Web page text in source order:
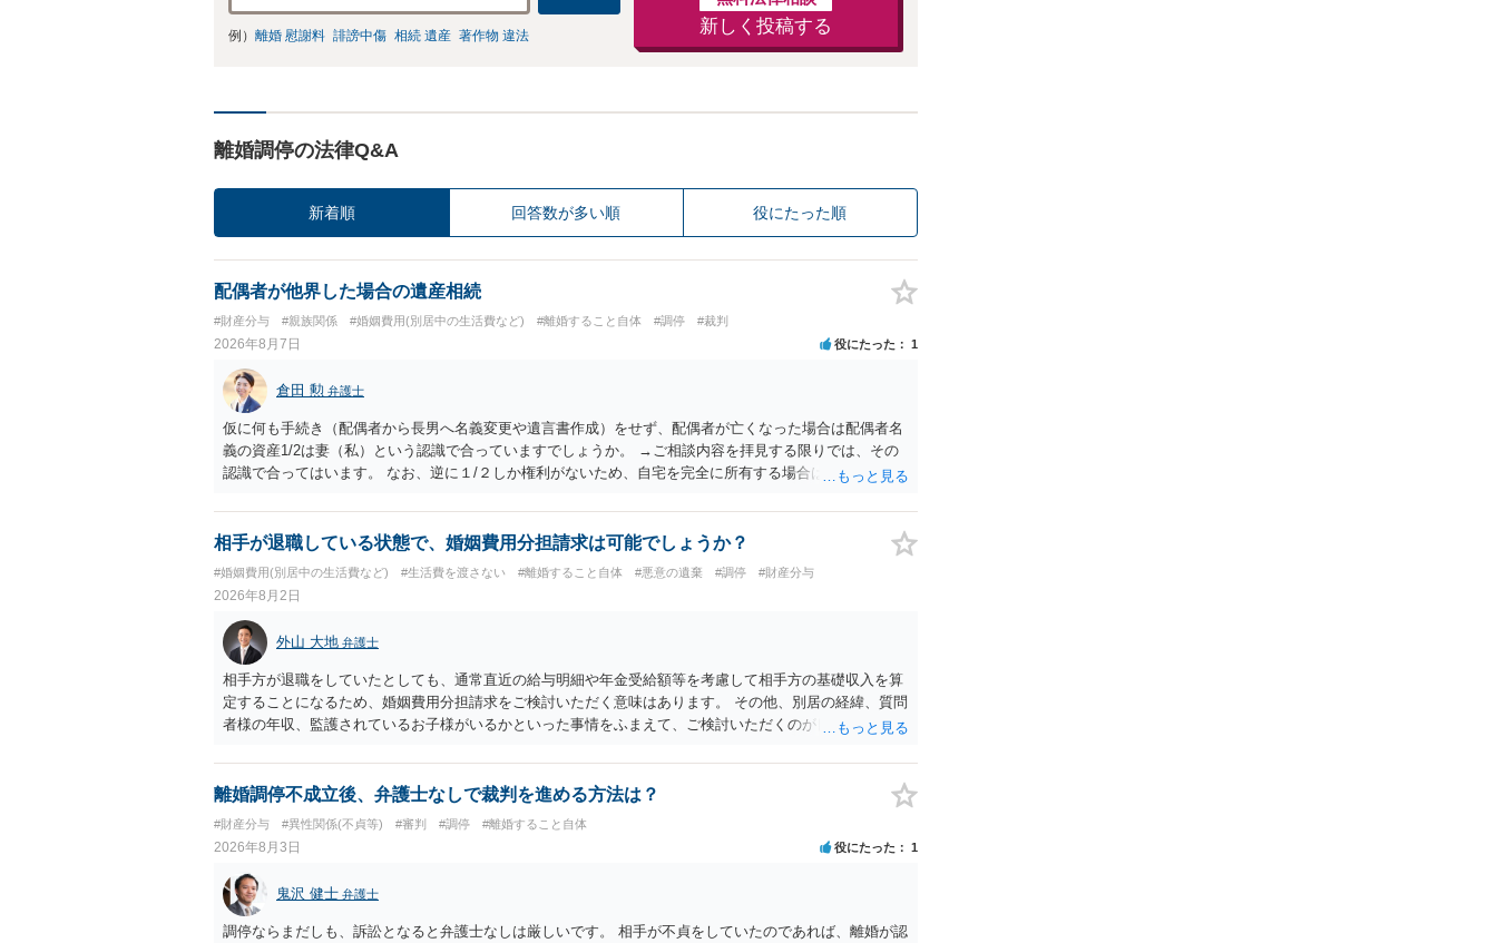
例） 離婚 慰謝料 誹謗中傷 相続 遺産 著作物 違法 新しく投稿する
離婚調停の法律Q&A
新着順 回答数が多い順 役にたった順
配偶者が他界した場合の遺産相続
#財産分与 #親族関係 #婚姻費用(別居中の生活費など) #離婚すること自体 #調停 #裁判
2026年8月7日 役にたった 1
倉田 勲 弁護士
仮に何も手続き（配偶者から長男へ名義変更や遺言書作成）をせず、配偶者が亡くなった場合は配偶者名
義の資産1/2は妻（私）という認識で合っていますでしょうか。 →ご相談内容を拝見する限りでは、その
認識で合ってはいます。 なお、逆に１/２しか権利がないため、自宅を完全に所有する場合は、他の相続
相手が退職している状態で、婚姻費用分担請求は可能でしょうか？
#婚姻費用(別居中の生活費など) #生活費を渡さない #離婚すること自体 #悪意の遺棄 #調停 #財産分与
2026年8月2日
外山 大地 弁護士
相手方が退職をしていたとしても、通常直近の給与明細や年金受給額等を考慮して相手方の基礎収入を算
定することになるため、婚姻費用分担請求をご検討いただく意味はあります。 その他、別居の経緯、質問
者様の年収、監護されているお子様がいるかといった事情をふまえて、ご検討いただくのが良いかと思い
離婚調停不成立後、弁護士なしで裁判を進める方法は？
#財産分与 #異性関係(不貞等) #審判 #調停 #離婚すること自体
2026年8月3日 役にたった 1
鬼沢 健士 弁護士
調停ならまだしも、訴訟となると弁護士なしは厳しいです。 相手が不貞をしていたのであれば、離婚が認